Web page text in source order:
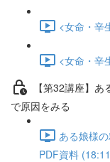
<女命・辛
<女命・辛
【第32講座】
で原因をみる
ある娘様
PDF資料